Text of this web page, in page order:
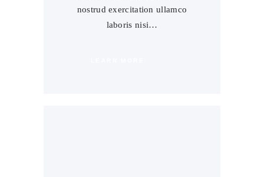
nostrud exercitation ullamco
laboris nisi…